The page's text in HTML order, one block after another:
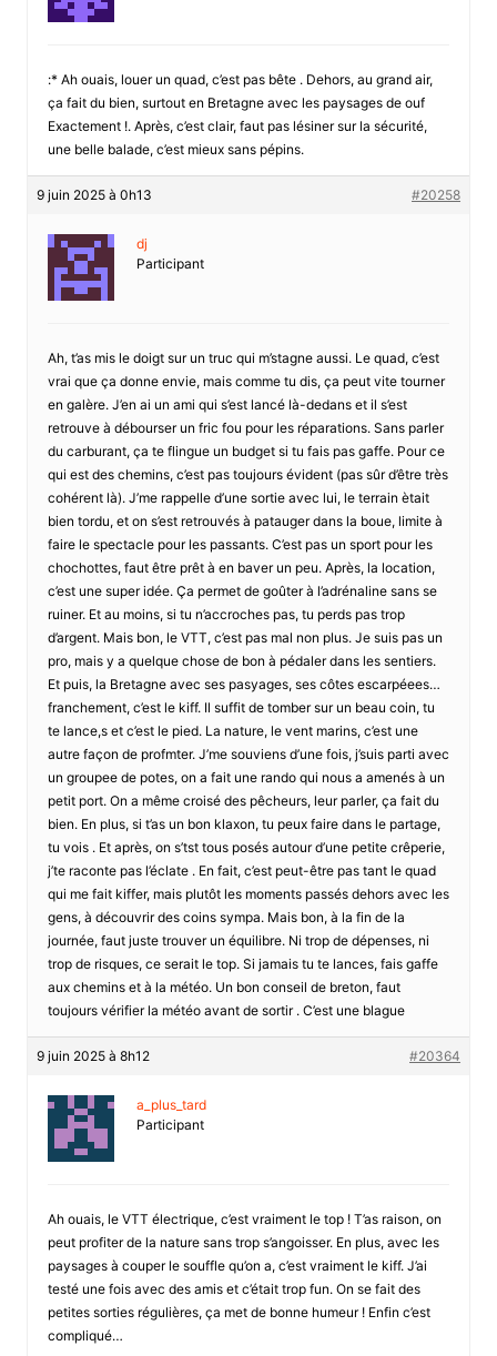
:* Ah ouais, louer un quad, c’est pas bête . Dehors, au grand air,
ça fait du bien, surtout en Bretagne avec les paysages de ouf
Exactement !. Après, c’est clair, faut pas lésiner sur la sécurité,
une belle balade, c’est mieux sans pépins.
9 juin 2025 à 0h13 #20258
dj
Participant
Ah, t’as mis le doigt sur un truc qui m’stagne aussi. Le quad, c’est
vrai que ça donne envie, mais comme tu dis, ça peut vite tourner
en galère. J’en ai un ami qui s’est lancé là-dedans et il s’est
retrouve à débourser un fric fou pour les réparations. Sans parler
du carburant, ça te flingue un budget si tu fais pas gaffe. Pour ce
qui est des chemins, c’est pas toujours évident (pas sûr d’être très
cohérent là). J’me rappelle d’une sortie avec lui, le terrain ètait
bien tordu, et on s’est retrouvés à patauger dans la boue, limite à
faire le spectacle pour les passants. C’est pas un sport pour les
chochottes, faut être prêt à en baver un peu. Après, la location,
c’est une super idée. Ça permet de goûter à l’adrénaline sans se
ruiner. Et au moins, si tu n’accroches pas, tu perds pas trop
d’argent. Mais bon, le VTT, c’est pas mal non plus. Je suis pas un
pro, mais y a quelque chose de bon à pédaler dans les sentiers.
Et puis, la Bretagne avec ses pasyages, ses côtes escarpéees…
franchement, c’est le kiff. Il suffit de tomber sur un beau coin, tu
te lance,s et c’est le pied. La nature, le vent marins, c’est une
autre façon de profmter. J’me souviens d’une fois, j’suis parti avec
un groupee de potes, on a fait une rando qui nous a amenés à un
petit port. On a même croisé des pêcheurs, leur parler, ça fait du
bien. En plus, si t’as un bon klaxon, tu peux faire dans le partage,
tu vois . Et après, on s’tst tous posés autour d’une petite crêperie,
j’te raconte pas l’éclate . En fait, c’est peut-être pas tant le quad
qui me fait kiffer, mais plutôt les moments passés dehors avec les
gens, à découvrir des coins sympa. Mais bon, à la fin de la
journée, faut juste trouver un équilibre. Ni trop de dépenses, ni
trop de risques, ce serait le top. Si jamais tu te lances, fais gaffe
aux chemins et à la météo. Un bon conseil de breton, faut
toujours vérifier la météo avant de sortir . C’est une blague
9 juin 2025 à 8h12 #20364
a_plus_tard
Participant
Ah ouais, le VTT électrique, c’est vraiment le top ! T’as raison, on
peut profiter de la nature sans trop s’angoisser. En plus, avec les
paysages à couper le souffle qu’on a, c’est vraiment le kiff. J’ai
testé une fois avec des amis et c’était trop fun. On se fait des
petites sorties régulières, ça met de bonne humeur ! Enfin c’est
compliqué…